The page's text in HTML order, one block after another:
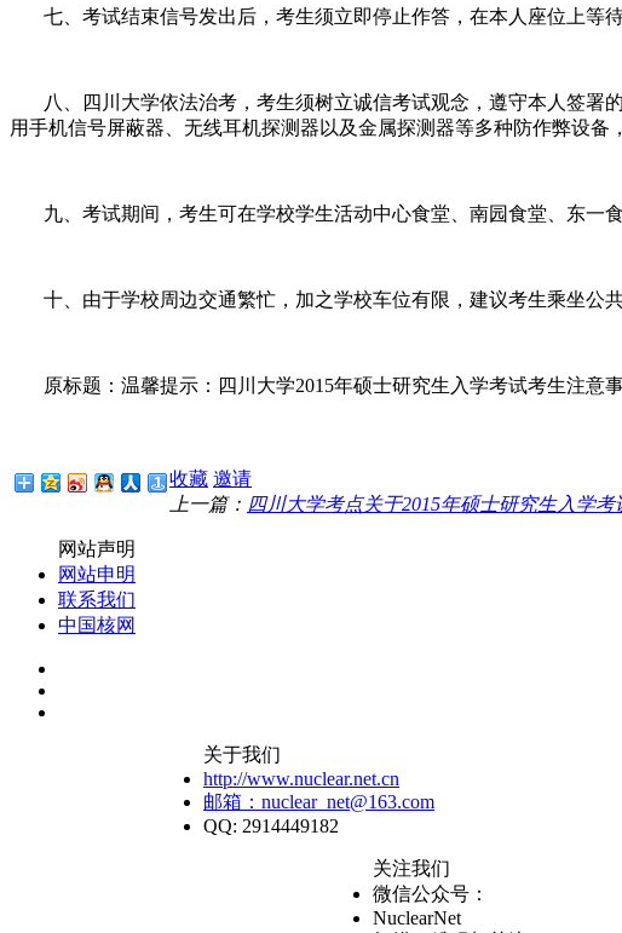
七、考试结束信号发出后，考生须立即停止作答，在本人座位上等
八、四川大学依法治考，考生须树立诚信考试观念，遵守本人签
用手机信号屏蔽器、无线耳机探测器以及金属探测器等多种防作弊设
九、考试期间，考生可在学校学生活动中心食堂、南园食堂、东一
十、由于学校周边交通繁忙，加之学校车位有限，建议考生乘坐公
原标题：温馨提示：四川大学2015年硕士研究生入学考试考生注意
收藏 邀请
上一篇： 四川大学考点关于2015年硕士研究生入学
网站声明
网站申明
联系我们
中国核网
关于我们
http://www.nuclear.net.cn
邮箱：nuclear_net@163.com
QQ: 2914449182
关注我们
微信公众号：
NuclearNet